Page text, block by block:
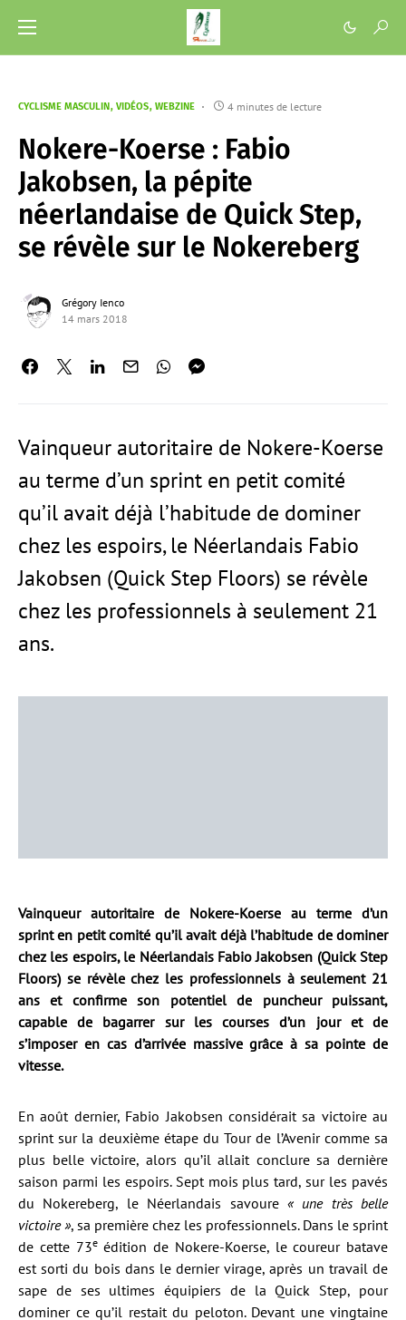
CYCLISME MASCULIN VIDÉOS WEBZINE 4 minutes de lecture
Nokere-Koerse : Fabio
Jakobsen, la pépite
néerlandaise de Quick Step,
se révèle sur le Nokereberg
Grégory Ienco
14 mars 2018
Vainqueur autoritaire de Nokere-Koerse
au terme d’un sprint en petit comité
qu’il avait déjà l’habitude de dominer
chez les espoirs, le Néerlandais Fabio
Jakobsen (Quick Step Floors) se révèle
chez les professionnels à seulement 21
ans.
Vainqueur autoritaire de Nokere-Koerse au terme d’un
sprint en petit comité qu’il avait déjà l’habitude de dominer
chez les espoirs, le Néerlandais Fabio Jakobsen (Quick Step
Floors) se révèle chez les professionnels à seulement 21
ans et confirme son potentiel de puncheur puissant,
capable de bagarrer sur les courses d’un jour et de
s’imposer en cas d’arrivée massive grâce à sa pointe de
vitesse.
En août dernier, Fabio Jakobsen considérait sa victoire au
sprint sur la deuxième étape du Tour de l’Avenir comme sa
plus belle victoire, alors qu’il allait conclure sa dernière
saison parmi les espoirs. Sept mois plus tard, sur les pavés
du Nokereberg, le Néerlandais savoure « une très belle
victoire », sa première chez les professionnels. Dans le sprint
de cette 73eédition de Nokere-Koerse, le coureur batave
est sorti du bois dans le dernier virage, après un travail de
sape de ses ultimes équipiers de la Quick Step, pour
dominer ce qu’il restait du peloton. Devant une vingtaine